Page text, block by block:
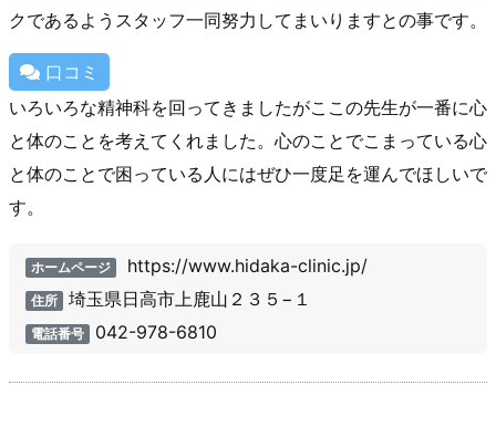
クであるようスタッフ一同努力してまいりますとの事です。
口コミ
いろいろな精神科を回ってきましたがここの先生が一番に心
と体のことを考えてくれました。心のことでこまっている心
と体のことで困っている人にはぜひ一度足を運んでほしいで
す。
ホームページ https://www.hidaka-clinic.jp/
住所 埼玉県日高市上鹿山２３５−１
電話番号 042-978-6810